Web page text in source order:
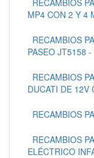
MP4 CON 2 Y 4
RECAMBIOS
PASEO JT5158
RECAMBIOS
DUCATI DE 12V
RECAMBIOS
RECAMBIOS
ELÉCTRICO